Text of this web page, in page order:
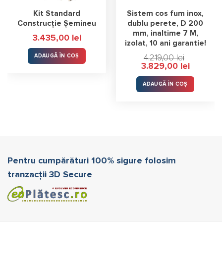
Kit Standard
Construcție Șemineu
3.435,00 lei
ADAUGĂ ÎN COȘ
Sistem cos fum inox,
dublu perete, D 200
mm, inaltime 7 M,
izolat, 10 ani garantie!
4.219,00lei
Prețul
a
fost:
4.219,00 lei.
3.829,00 leiPrețul
este:
ADAUGĂ ÎN COȘ
Pentru cumpărături 100% sigure folosim
tranzacții 3D Secure